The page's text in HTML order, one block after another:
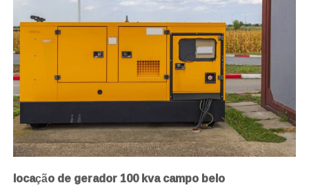
locação de gerador 100 kva campo belo